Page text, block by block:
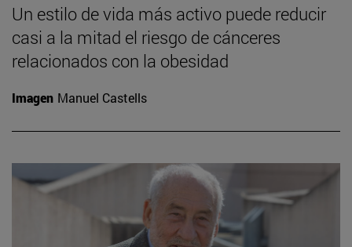
Un estilo de vida más activo puede reducir
casi a la mitad el riesgo de cánceres
relacionados con la obesidad
Imagen Manuel Castells